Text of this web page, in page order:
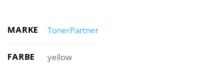
MARKE TonerPartner
FARBE yellow